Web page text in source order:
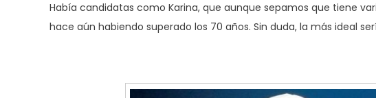
Había candidatas como Karina, que aunque sepamos que tiene
hace aún habiendo superado los 70 años. Sin duda, la más ideal